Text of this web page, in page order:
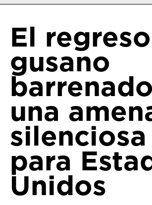
El
gusano
una
silenciosa
para
Unidos